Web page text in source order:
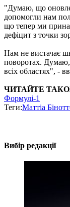
"Думаю, що
допомогли нам
що тепер ми
дефіцит з точки
Нам не вистачає
поворотах.
всіх областях", -
ЧИТАЙТЕ
Формулі-1
Теги:Маттіа
Вибір редакції